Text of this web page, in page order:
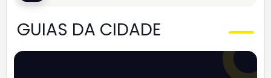
GUIAS DA CIDADE